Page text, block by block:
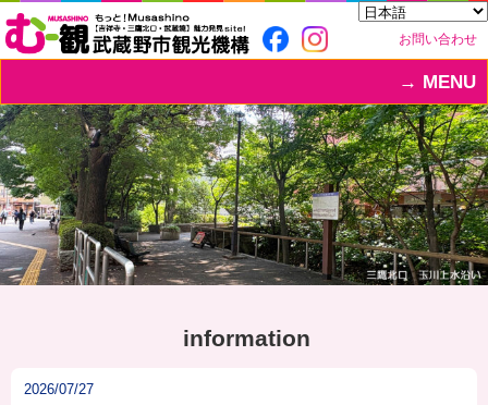
お問い合わせ
MENU
information
2026/07/27